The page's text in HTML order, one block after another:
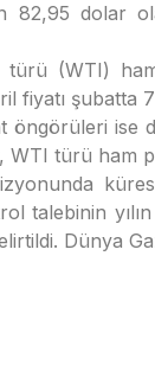
82,95 dolar
türü (WTI)
fiyatı şubatta
öngörüleri ise
WTI türü ham
talebinin
Dünya